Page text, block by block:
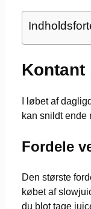
Kontant
I løbet af
kan snildt ende
Fordele
Den største
købet af
du blot tage